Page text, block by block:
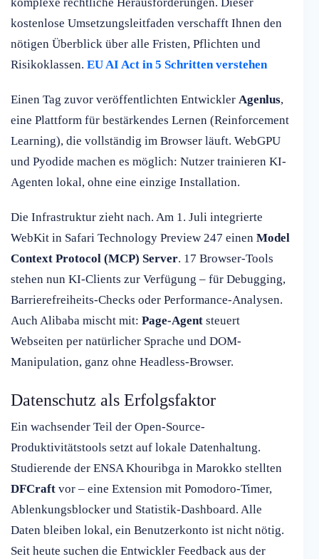
kostenlose Umsetzungsleitfaden verschafft Ihnen den
nötigen Überblick über alle Fristen, Pflichten und
Risikoklassen. EU AI Act in 5 Schritten verstehen
Einen Tag zuvor veröffentlichten Entwickler Agenlus,
eine Plattform für bestärkendes Lernen (Reinforcement
Learning), die vollständig im Browser läuft. WebGPU
und Pyodide machen es möglich: Nutzer trainieren KI-
Agenten lokal, ohne eine einzige Installation.
Die Infrastruktur zieht nach. Am 1. Juli integrierte
WebKit in Safari Technology Preview 247 einen Model
Context Protocol (MCP) Server. 17 Browser-Tools
stehen nun KI-Clients zur Verfügung – für Debugging,
Barrierefreiheits-Checks oder Performance-Analysen.
Auch Alibaba mischt mit: Page-Agent steuert
Webseiten per natürlicher Sprache und DOM-
Manipulation, ganz ohne Headless-Browser.
Datenschutz als Erfolgsfaktor
Ein wachsender Teil der Open-Source-
Produktivitätstools setzt auf lokale Datenhaltung.
Studierende der ENSA Khouribga in Marokko stellten
DFCraft vor – eine Extension mit Pomodoro-Timer,
Ablenkungsblocker und Statistik-Dashboard. Alle
Daten bleiben lokal, ein Benutzerkonto ist nicht nötig.
Seit heute suchen die Entwickler Feedback aus der